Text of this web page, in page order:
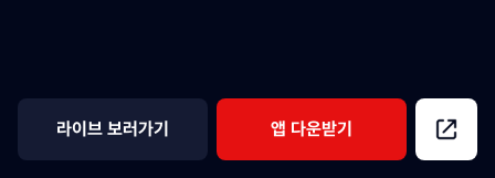
라이브 보러가기 앱 다운받기